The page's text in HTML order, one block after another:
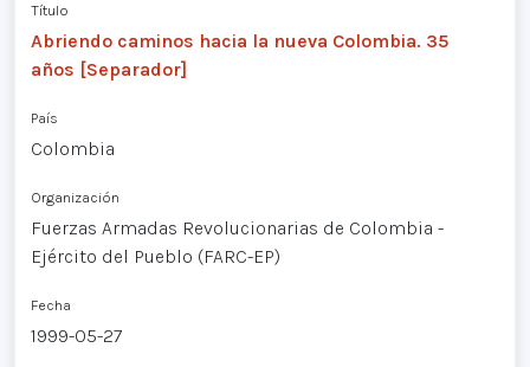
Título
Abriendo caminos hacia la nueva Colombia. 35
años [Separador]
País
Colombia
Organización
Fuerzas Armadas Revolucionarias de Colombia -
Ejército del Pueblo (FARC-EP)
Fecha
1999-05-27